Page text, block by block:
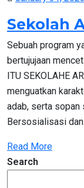
Sekolah
Sebuah program
bertujujaan
ITU SEKOLAHE
menguatkan
adab, serta sopan
Bersosialisasi
Read More
Search